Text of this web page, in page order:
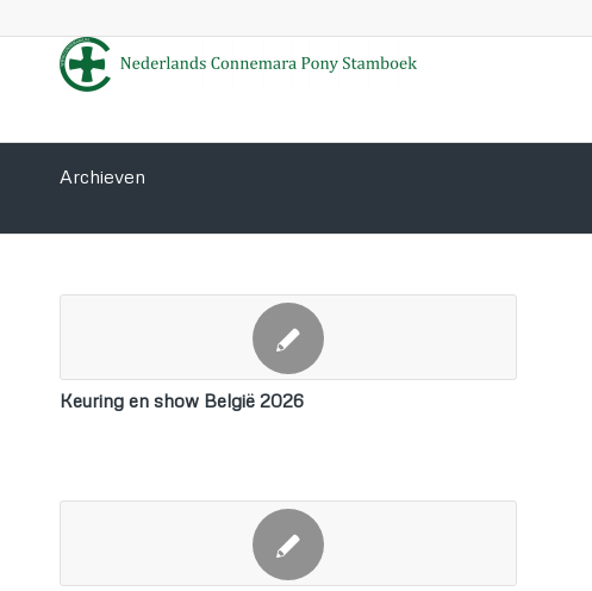
Archieven
Keuring en show België 2026